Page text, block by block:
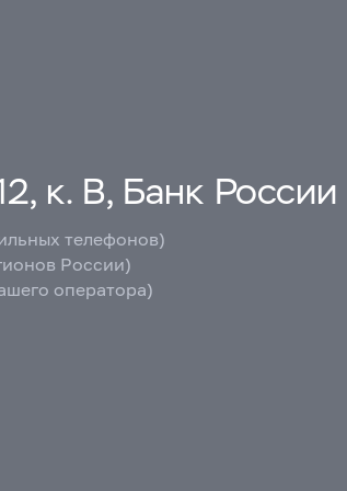
к. В, Банк России
телефонов)
России)
оператора)